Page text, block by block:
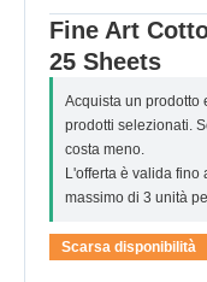
Fine Art
25 Sheets
Acquista un prodotto
prodotti selezionati.
costa meno.
L'offerta è valida fino
massimo di 3 unità
Scarsa disponibilità